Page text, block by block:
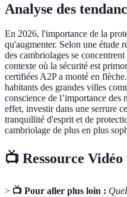
Analyse des
En 2026, l'importance de la
qu'augmenter. Selon une étude
des cambriolages se
contexte où la sécurité est
certifiées A2P a monté en
habitants des grandes villes
conscience de l’importance des
effet, investir dans une serrure
tranquillité d'esprit et de
cambriolage de plus en plus
📺 Ressource Vidéo
> 📺 Pour aller plus loin :